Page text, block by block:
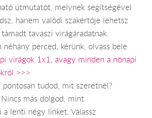
útmutatót, melynek segítségével
hanem valódi szakértője lehetsz
tavaszi virágáradatnak.
perced, kérünk, olvass bele
virágok 1x1, avagy minden a nönapi
>>>
tudod, mit szeretnél?
más dolgod, mint
lenti négy linket. Válassz